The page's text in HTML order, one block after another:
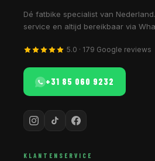
Dé fatbike specialist van
service en altijd bereikbaar via
5.0 · 179 Google reviews
+31 85 060 9232
KLANTENSERVICE